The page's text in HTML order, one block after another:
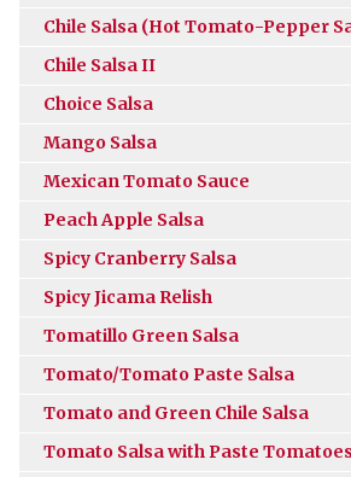
Chile Salsa (Hot Tomato-Pepper
Chile Salsa II
Choice Salsa
Mango Salsa
Mexican Tomato Sauce
Peach Apple Salsa
Spicy Cranberry Salsa
Spicy Jicama Relish
Tomatillo Green Salsa
Tomato/Tomato Paste Salsa
Tomato and Green Chile Salsa
Tomato Salsa with Paste Tomatoes